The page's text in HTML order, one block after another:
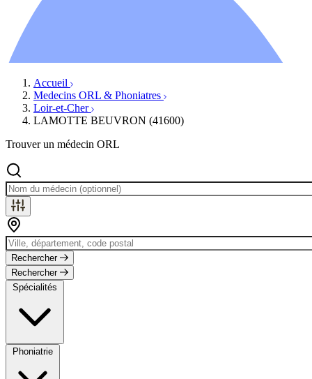
Évènements
Accueil
Medecins ORL & Phoniatres
Loir-et-Cher
LAMOTTE BEUVRON (41600)
Trouver un médecin ORL
Rechercher
Rechercher
Spécialités
Phoniatrie